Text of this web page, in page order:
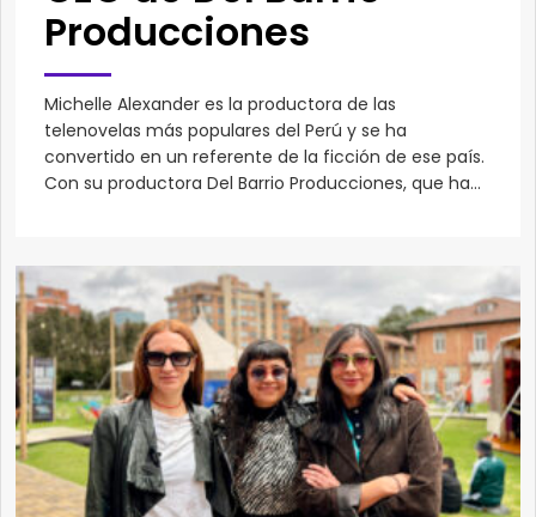
Producciones
Michelle Alexander es la productora de las
telenovelas más populares del Perú y se ha
convertido en un referente de la ficción de ese país.
Con su productora Del Barrio Producciones, que ha...